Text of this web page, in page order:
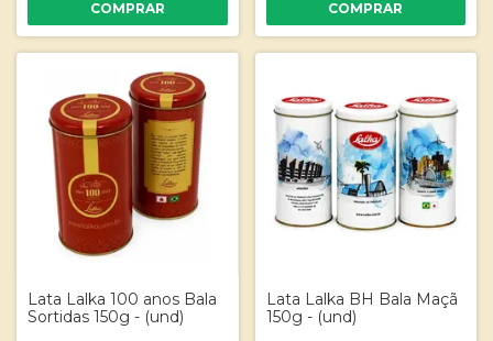
Lata Lalka 100 anos Bala
Sortidas 150g - (und)
Lata Lalka BH Bala Maçã
150g - (und)